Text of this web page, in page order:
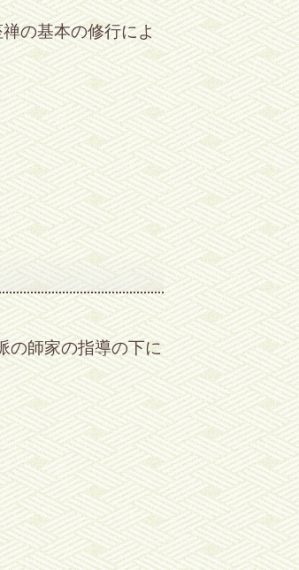
の基本の修行によ
の師家の指導の下に